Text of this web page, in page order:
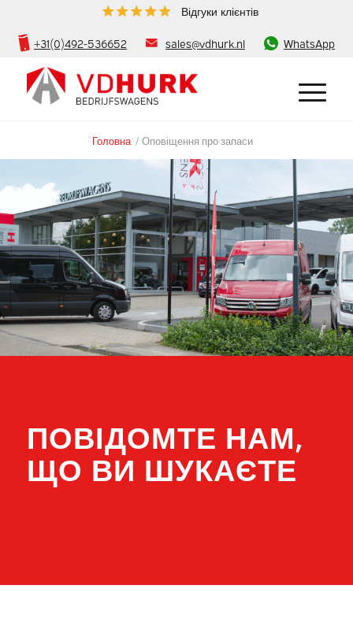
Відгуки клієнтів
+31(0)492-536652 sales@vdhurk.nl WhatsApp
Головна / Оповіщення про запаси
ПОВІДОМТЕ НАМ,
ЩО ВИ ШУКАЄТЕ